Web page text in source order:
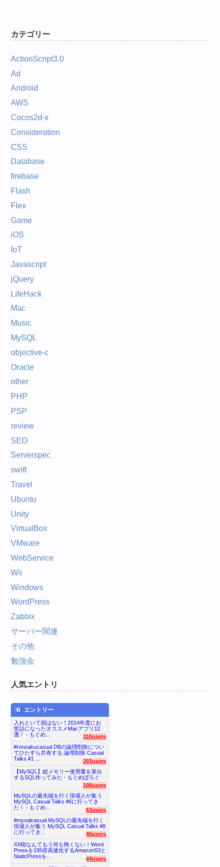
カテゴリー
ActionScript3.0
Ad
Android
AWS
Cocos2d-x
Consideration
CSS
Database
firebase
Flash
Flex
Game
iOS
IoT
Javascript
jQuery
LifeHack
Mac
Music
MySQL
objective-c
Oracle
other
PHP
PSP
review
SEO
Serverspec
swift
Travel
Ubuntu
Unity
VirtualBox
VMware
WebService
Wii
Windows
WordPress
Zabbix
サーバー関連
その他
勉強会
人気エントリ
エントリー
入れといて損はない！2014年度にお
世話になったオススメMacアプリ12
選！ - もぐめ...
310users
#ronsakucasual DBの論理削除につい
てひたすら共有する 論理削除 Casual
Talks #1 ...
203users
【MySQL】総メモリー使用量を算出
するSQL作ってみた - もぐめぽろぐ
109users
MySQLの最先端を行く現場人が集う
MySQL Casual Talks #6に行ってき
た！ - もぐめ...
63users
#mysqlcasual MySQLの最先端を行く
現場人が集う MySQL Casual Talks #8
に行ってき...
45users
XX砲なんてもう何も怖くない！Word
Pressを195倍高速化するAmazonS3と
StaticPressを...
44users